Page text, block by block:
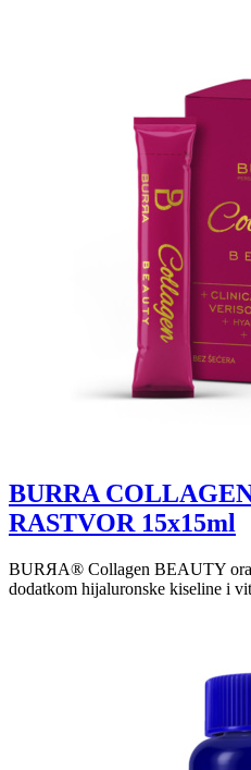
BURRA
RASTVOR 15x15ml
BURЯA® Collagen BEAUTY
dodatkom hijaluronske kiseline i